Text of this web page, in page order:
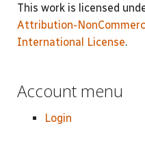
This work is licensed
Attribution-
International License.
Account menu
Login